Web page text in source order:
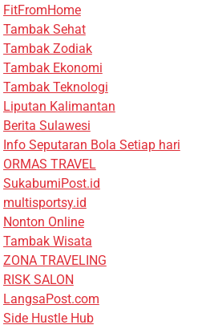
FitFromHome
Tambak Sehat
Tambak Zodiak
Tambak Ekonomi
Tambak Teknologi
Liputan Kalimantan
Berita Sulawesi
Info Seputaran Bola Setiap hari
ORMAS TRAVEL
SukabumiPost.id
multisportsy.id
Nonton Online
Tambak Wisata
ZONA TRAVELING
RISK SALON
LangsaPost.com
Side Hustle Hub